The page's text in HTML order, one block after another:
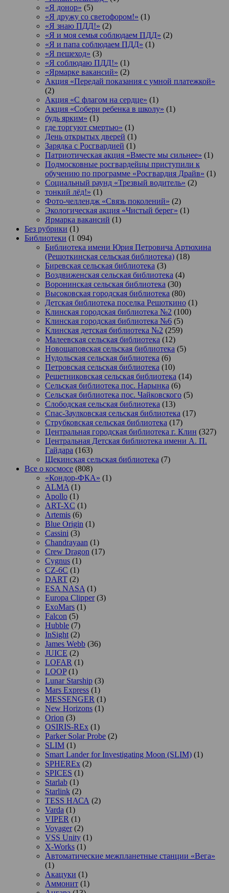
«Я донор» (5)
«Я дружу со светофором!» (1)
«Я знаю ПДД!» (2)
«Я и моя семья соблюдаем ПДД» (2)
«Я и папа соблюдаем ПДД» (1)
«Я пешеход» (3)
«Я соблюдаю ПДД!» (1)
«Ярмарке вакансий» (2)
Акция «Передай показания с умной платежкой»
(2)
Акция «С флагом на сердце» (1)
Акция «Собери ребенка в школу» (1)
будь ярким» (1)
где торгуют смертью» (1)
День открытых дверей (1)
Зарядка с Росгвардией (1)
Патриотическая акция «Вместе мы сильнее» (1)
Подмосковные росгвардейцы приступили к
обучению по программе «Росгвардия Драйв» (1)
Социальный раунд «Трезвый водитель» (2)
тонкий лёд!» (1)
Фото-челлендж «Связь поколений» (2)
Экологическая акция «Чистый берег» (1)
Ярмарка вакансий (1)
Без рубрики (1)
Библиотеки (1 094)
Библиотека имени Юрия Петровича Артюхина
(Решоткинская сельская библиотека) (18)
Биревская сельская библиотека (3)
Воздвиженская сельская библиотека (4)
Воронинская сельская библиотека (30)
Высоковская городская библиотека (80)
Детская библиотека поселка Решоткино (1)
Клинская городская библиотека №2 (100)
Клинская городская библиотека №6 (5)
Клинская детская библиотека №2 (259)
Малеевская сельская библиотека (12)
Новощаповская сельская библиотека (5)
Нудольская сельская библиотека (6)
Петровская сельская библиотека (10)
Решетниковская сельская библиотека (14)
Сельская библиотека пос. Нарынка (6)
Сельская библиотека пос. Чайковского (5)
Слободская сельская библиотека (13)
Спас-Заулковская сельская библиотека (17)
Струбковская сельская библиотека (17)
Центральная городская библиотека г. Клин (327)
Центральная Детская библиотека имени А. П.
Гайдара (163)
Щекинская сельская библиотека (7)
Все о космосе (808)
«Кондор-ФКА» (1)
ALMA (1)
Apollo (1)
ART-XC (1)
Artemis (6)
Blue Origin (1)
Cassini (3)
Chandrayaan (1)
Crew Dragon (17)
Cygnus (1)
CZ-6C (1)
DART (2)
ESA NASA (1)
Europa Clipper(3)
ExoMars (1)
Falcon (5)
Hubble (7)
InSight (2)
James Webb (36)
JUICE (2)
LOFAR (1)
LOOP(1)
Lunar Starship (3)
Mars Express (1)
MESSENGER (1)
New Horizons (1)
Orion (3)
OSIRIS-REx (1)
Parker Solar Probe (2)
SLIM (1)
Smart Lander for Investigating Moon (SLIM) (1)
SPHEREx (2)
SPICES (1)
Starlab (1)
Starlink (2)
TESS НАСА (2)
Varda (1)
VIPER (1)
Voyager(2)
VSS Unity (1)
X-Works (1)
Автоматические межпланетные станции «Вега»
(1)
Акацуки (1)
Аммонит (1)